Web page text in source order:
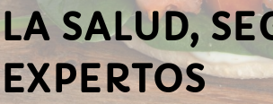
LA SALUD,
EXPERTOS